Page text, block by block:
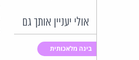
אולי יעניין אותך גם
בינה מלאכותית